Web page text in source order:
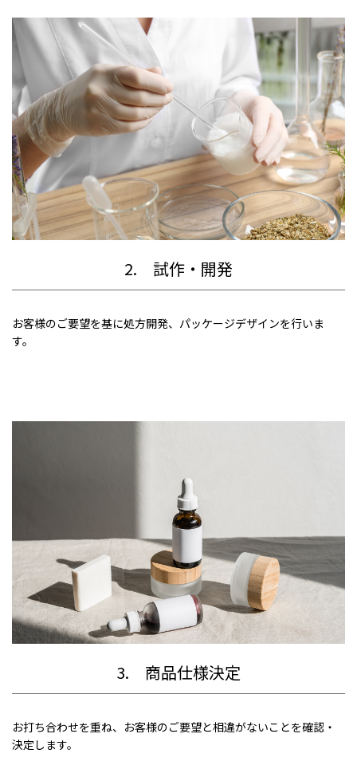
2. 試作・開発
お客様のご要望を基に処方開発、パッケージデザインを行いま
す。
3. 商品仕様決定
お打ち合わせを重ね、お客様のご要望と相違がないことを確認・
決定します。